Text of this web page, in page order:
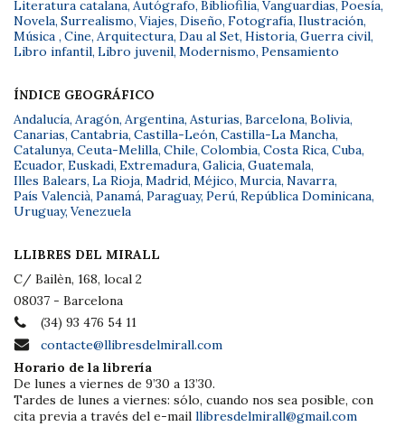
Literatura catalana, Autógrafo, Bibliofilia, Vanguardias, Poesía,
Novela, Surrealismo, Viajes, Diseño, Fotografía, Ilustración,
Música , Cine, Arquitectura, Dau al Set, Historia, Guerra civil,
Libro infantil, Libro juvenil, Modernismo, Pensamiento
ÍNDICE GEOGRÁFICO
Andalucía, Aragón, Argentina, Asturias, Barcelona, Bolivia,
Canarias, Cantabria, Castilla-León, Castilla-La Mancha,
Catalunya, Ceuta-Melilla, Chile, Colombia, Costa Rica, Cuba,
Ecuador, Euskadi, Extremadura, Galicia, Guatemala,
Illes Balears, La Rioja, Madrid, Méjico, Murcia, Navarra,
País Valencià, Panamá, Paraguay, Perú, República Dominicana,
Uruguay, Venezuela
LLIBRES DEL MIRALL
C/ Bailèn, 168, local 2
08037 - Barcelona
(34) 93 476 54 11
contacte@llibresdelmirall.com
Horario de la librería
De lunes a viernes de 9’30 a 13’30.
Tardes de lunes a viernes: sólo, cuando nos sea posible, con
cita previa a través del e-mail llibresdelmirall@gmail.com